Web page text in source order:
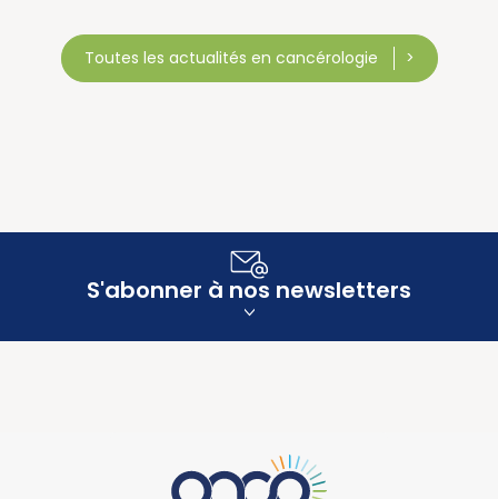
Toutes les actualités en cancérologie
S'abonner à nos newsletters